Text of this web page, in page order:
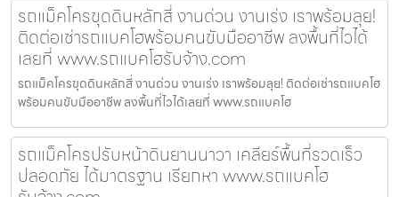
รถแม็คโครขุดดินหลักสี่ งานด่วน งานเร่ง เราพร้อมลุย!
ติดต่อเช่ารถแบคโฮพร้อมคนขับมืออาชีพ ลงพื้นที่ไวได้
เลยที่ www.รถแบคโฮรับจ้าง.com
รถแม็คโครขุดดินหลักสี่ งานด่วน งานเร่ง เราพร้อมลุย! ติดต่อเช่ารถแบคโฮ
พร้อมคนขับมืออาชีพ ลงพื้นที่ไวได้เลยที่ www.รถแบคโฮ
รถแม็คโครปรับหน้าดินยานนาวา เคลียร์พื้นที่รวดเร็ว
ปลอดภัย ได้มาตรฐาน เรียกหา www.รถแบคโฮ